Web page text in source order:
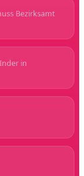
Bezirksamt
in